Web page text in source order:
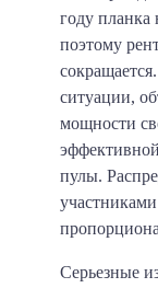
году планка
поэтому
ситуации,
мощности
пулы.
Серьезные